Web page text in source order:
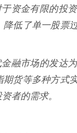
资金有限的投
低了单一股票
融市场的发达
货等多种方式
者的需求。